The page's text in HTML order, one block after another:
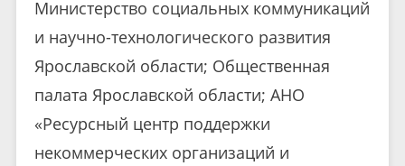
Министерство социальных коммуникаций
и научно-технологического развития
Ярославской области; Общественная
палата Ярославской области; АНО
«Ресурсный центр поддержки
некоммерческих организаций и